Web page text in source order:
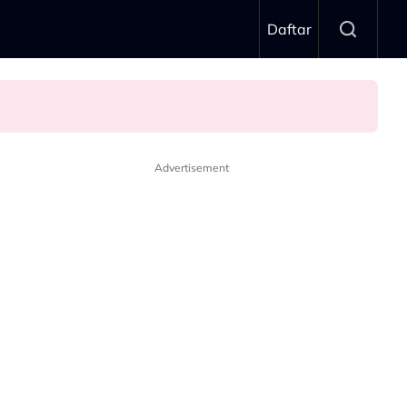
Daftar
Advertisement